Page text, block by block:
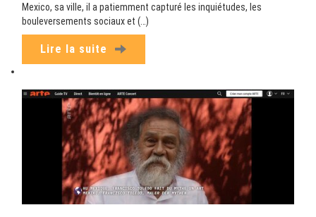
Mexico, sa ville, il a patiemment capturé les inquiétudes, les
bouleversements sociaux et (…)
Lire la suite